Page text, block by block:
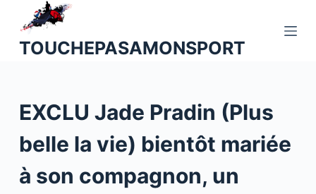
o
TOUCHEPASAMONSPORT
EXCLU Jade Pradin (Plus
belle la vie) bientôt mariée
à son compagnon, un